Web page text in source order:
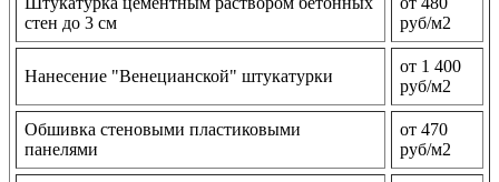
стен до 3 см
руб/м2
Нанесение "Венецианской" штукатурки
от 1 400
руб/м2
Обшивка стеновыми пластиковыми
панелями
от 470
руб/м2